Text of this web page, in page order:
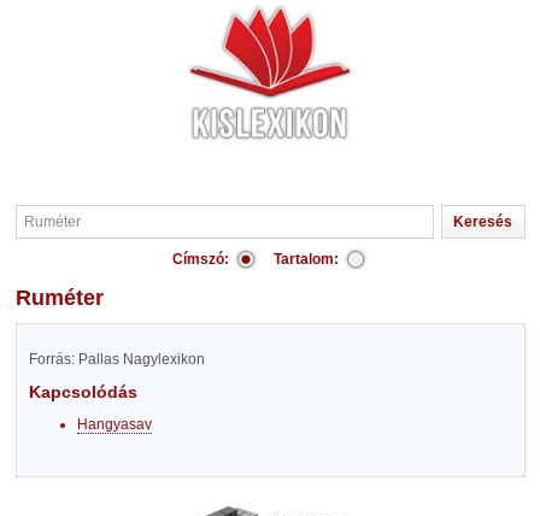
Címszó: Tartalom:
Ruméter
Forrás: Pallas Nagylexikon
Kapcsolódás
Hangyasav